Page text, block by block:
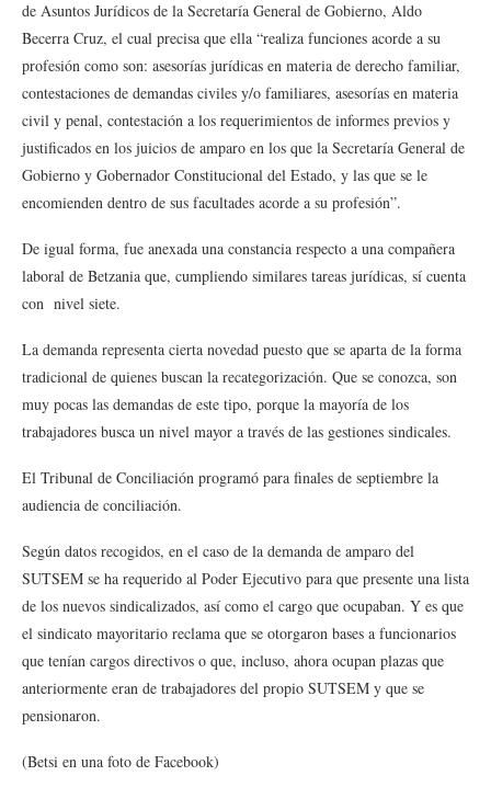
de Asuntos Jurídicos de la Secretaría General de Gobierno, Aldo
Becerra Cruz, el cual precisa que ella “realiza funciones acorde a su
profesión como son: asesorías jurídicas en materia de derecho familiar,
contestaciones de demandas civiles y/o familiares, asesorías en materia
civil y penal, contestación a los requerimientos de informes previos y
justificados en los juicios de amparo en los que la Secretaría General de
Gobierno y Gobernador Constitucional del Estado, y las que se le
encomienden dentro de sus facultades acorde a su profesión”.
De igual forma, fue anexada una constancia respecto a una compañera
laboral de Betzania que, cumpliendo similares tareas jurídicas, sí cuenta
con nivel siete.
La demanda representa cierta novedad puesto que se aparta de la forma
tradicional de quienes buscan la recategorización. Que se conozca, son
muy pocas las demandas de este tipo, porque la mayoría de los
trabajadores busca un nivel mayor a través de las gestiones sindicales.
El Tribunal de Conciliación programó para finales de septiembre la
audiencia de conciliación.
Según datos recogidos, en el caso de la demanda de amparo del
SUTSEM se ha requerido al Poder Ejecutivo para que presente una lista
de los nuevos sindicalizados, así como el cargo que ocupaban. Y es que
el sindicato mayoritario reclama que se otorgaron bases a funcionarios
que tenían cargos directivos o que, incluso, ahora ocupan plazas que
anteriormente eran de trabajadores del propio SUTSEM y que se
pensionaron.
(Betsi en una foto de Facebook)